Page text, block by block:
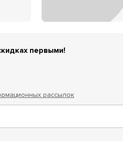
первыми!
рассылок